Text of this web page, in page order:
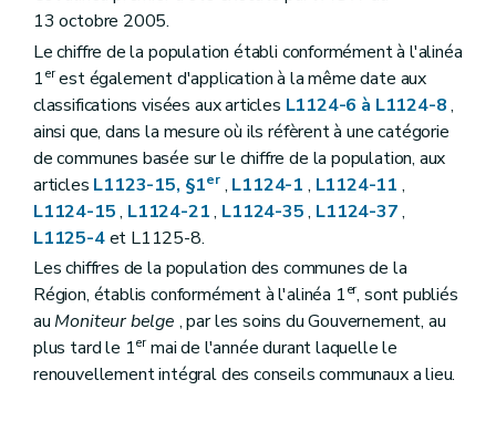
Art. L1132-1
Art. L1132-2
Art. L1132-3
Art. L1132-4
Art. L1132-5
Chapitre III Publication des actes
Art. L1133-1
Art. L1133-2
Art. L1133-3
Titre IV Consultation populaire
Chapitre unique
Art. L1141-1
Art. L1141-2
Art. L1141-3
Art. L1141-4
Art. L1141-5
Art. L1141-6
Art. L1141-7
13 octobre 2005.
Le chiffre de la population établi conformément à l'alinéa
1erest également d'application à la même date aux
classifications visées aux articles L1124-6 à L1124-8,
ainsi que, dans la mesure où ils réfèrent à une catégorie
de communes basée sur le chiffre de la population, aux
articles L1123-15, §1er, L1124-1 , L1124-11 ,
L1124-15, L1124-21, L1124-35, L1124-37,
L1125-4et L1125-8.
Les chiffres de la population des communes de la
Région, établis conformément à l'alinéa 1er, sont publiés
auMoniteur belge , par les soins du Gouvernement, au
plus tard le 1ermai de l'année durant laquelle le
renouvellement intégral des conseils communaux a lieu.